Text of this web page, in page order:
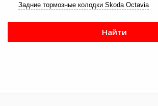
Задние тормозные колодки Skoda Octavia
Найти